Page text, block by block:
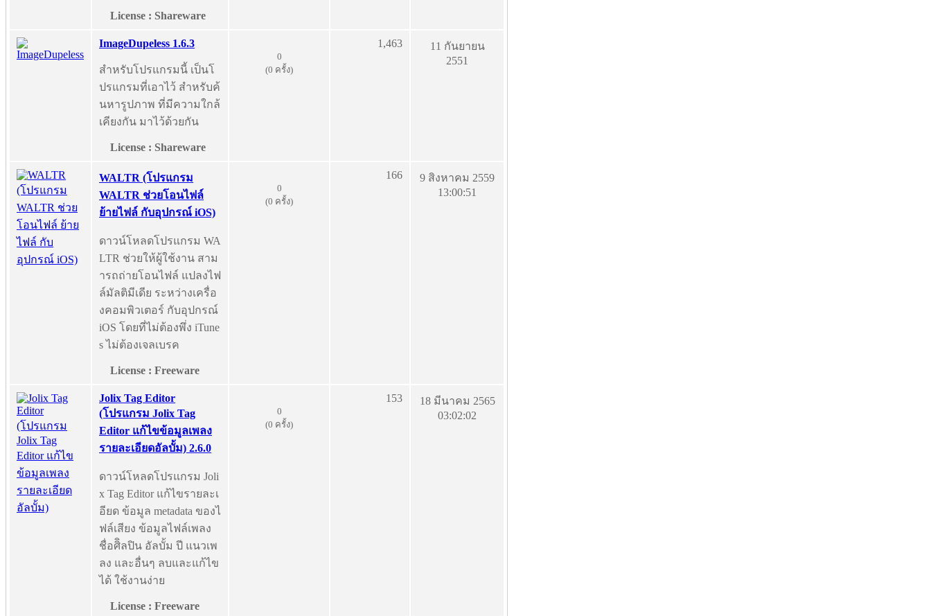
License : Shareware
ImageDupeless 1.6.3
สำหรับโปรแกรมนี้ เป็นโ
ปรแกรมที่เอาไว้ สำหรับค้
นหารูปภาพ ที่มีความใกล้
เคียงกัน มาไว้ด้วยกัน
License : Shareware
0
(0 ครั้ง)
1,463
11 กันยายน
2551
WALTR (โปรแกรม
WALTR ช่วยโอนไฟล์
ย้ายไฟล์ กับอุปกรณ์ iOS)
ดาวน์โหลดโปรแกรม WA
LTR ช่วยให้ผู้ใช้งาน สาม
ารถถ่ายโอนไฟล์ แปลงไฟ
ล์มัลติมีเดีย ระหว่างเครื่อ
งคอมพิวเตอร์ กับอุปกรณ์
iOS โดยที่ไม่ต้องพึ่ง iTune
s ไม่ต้องเจลเบรค
License : Freeware
0
(0 ครั้ง)
166
9 สิงหาคม 2559
13:00:51
Jolix Tag Editor
(โปรแกรม Jolix Tag
Editor แก้ไขข้อมูลเพลง
รายละเอียดอัลบั้ม) 2.6.0
ดาวน์โหลดโปรแกรม Joli
x Tag Editor แก้ไขรายละเ
อียด ข้อมูล metadata ของไ
ฟล์เสียง ข้อมูลไฟล์เพลง
ชื่อศิิลปิน อัลบั้ม ปี แนวเพ
ลง และอื่นๆ ลบและแก้ไข
ได้ ใช้งานง่าย
License : Freeware
0
(0 ครั้ง)
153
18 มีนาคม 2565
03:02:02